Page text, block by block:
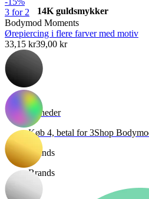
14K guldsmykker
Shop titanium
Nyheder
Køb 4, betal for 3Shop
Brands
Brands
3 for 2
Bodymod Moments
Ørepiercing i flere farver med motiv
33,15 kr39,00 kr